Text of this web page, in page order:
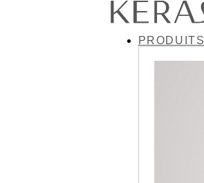
PRODUITS